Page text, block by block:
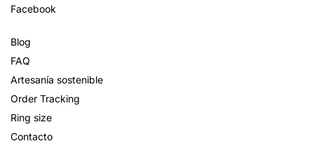
Facebook
Blog
FAQ
Artesanía sostenible
Order Tracking
Ring size
Contacto